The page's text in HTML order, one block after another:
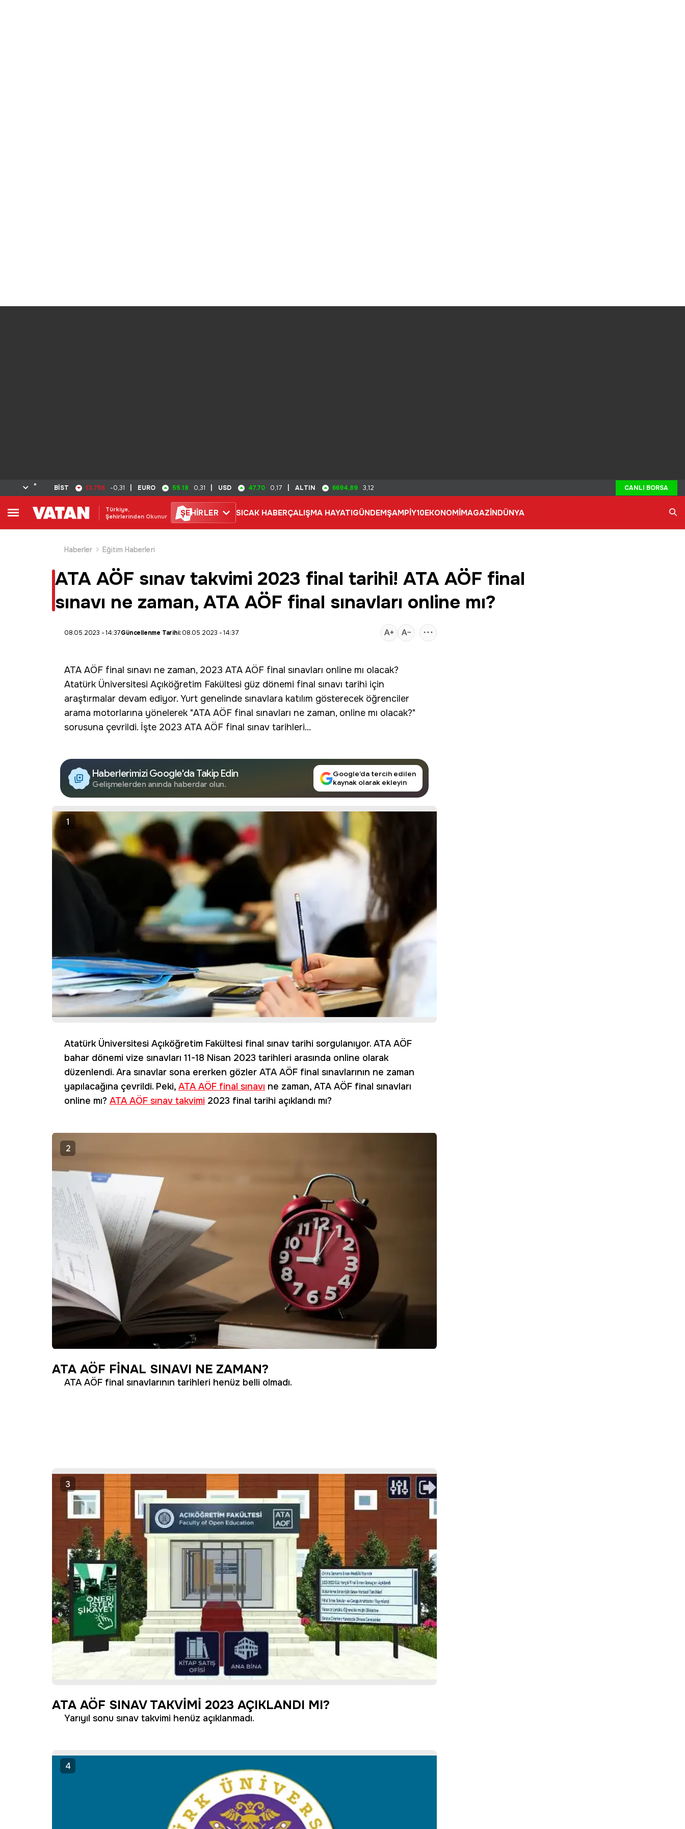
° BİST 13.756 -0,31 EURO 55.18 0,31 USD 47.70 0,17 ALTIN 6694,89 3,12 CANLI BORSA
Türkiye,
Şehirlerinden Okunur
ŞEHİRLER SICAK HABERÇALIŞMA HAYATIGÜNDEMŞAMPİY10EKONOMİMAGAZİNDÜNYA
Haberler
Eğitim Haberleri
ATA AÖF sınav takvimi 2023 final tarihi! ATA AÖF final
sınavı ne zaman, ATA AÖF final sınavları online mı?
08.05.2023 - 14:37Güncellenme Tarihi:08.05.2023 - 14:37
ATA AÖF final sınavı ne zaman, 2023 ATA AÖF final sınavları online mı olacak?
Atatürk Üniversitesi Açıköğretim Fakültesi güz dönemi final sınavı tarihi için
araştırmalar devam ediyor. Yurt genelinde sınavlara katılım gösterecek öğrenciler
arama motorlarına yönelerek "ATA AÖF final sınavları ne zaman, online mı olacak?"
sorusuna çevrildi. İşte 2023 ATA AÖF final sınav tarihleri...
Haberlerimizi Google'da Takip Edin
Gelişmelerden anında haberdar olun.
Google’da tercih edilen
kaynak olarak ekleyin
1
Atatürk Üniversitesi Açıköğretim Fakültesi final sınav tarihi sorgulanıyor. ATA AÖF
bahar dönemi vize sınavları 11-18 Nisan 2023 tarihleri arasında online olarak
düzenlendi. Ara sınavlar sona ererken gözler ATA AÖF final sınavlarının ne zaman
yapılacağına çevrildi. Peki, ATA AÖF final sınavı ne zaman, ATA AÖF final sınavları
online mı? ATA AÖF sınav takvimi 2023 final tarihi açıklandı mı?
2
ATA AÖF FİNAL SINAVI NE ZAMAN?
ATA AÖF final sınavlarının tarihleri henüz belli olmadı.
3
ATA AÖF SINAV TAKVİMİ 2023 AÇIKLANDI MI?
Yarıyıl sonu sınav takvimi henüz açıklanmadı.
4